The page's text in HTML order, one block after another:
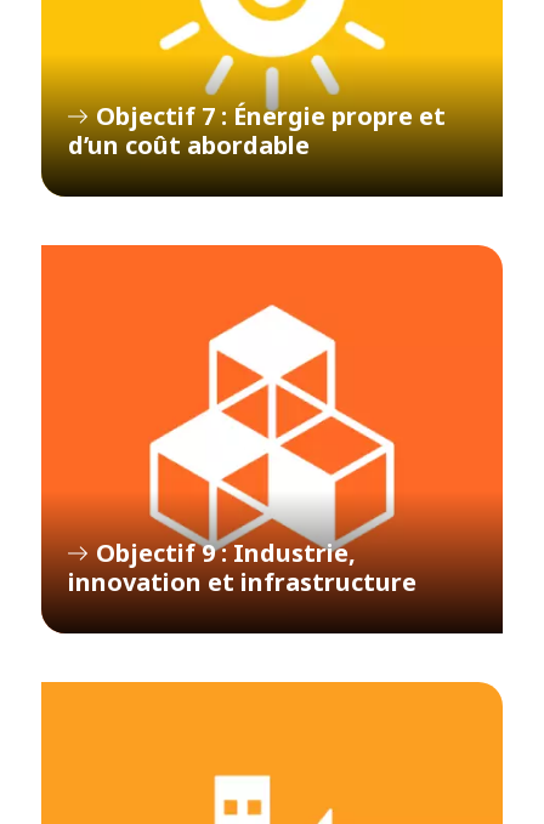
Objectif 7 : Énergie propre et
d’un coût abordable
Objectif 9 : Industrie,
innovation et infrastructure